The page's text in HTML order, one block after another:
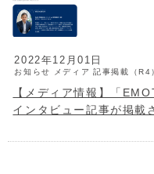
2022年12月01日
お知らせ メディア 記事掲載（R4
【メディア情報】「
インタビュー記事が掲載